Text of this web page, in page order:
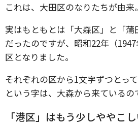
これは、大田区のなりたちが由来。
実はもともとは「大森区」と「
だったのですが、昭和22年（
区となりました。
それぞれの区から1文字ずつとっ
という字は、大森から来ているの
「港区」はもう少しややこ